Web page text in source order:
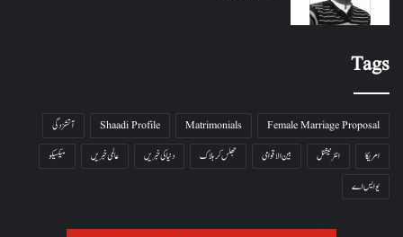
Tags
Female Marriage Proposal
Matrimonials
Shaadi Profile
آتشزدگی
امریکا
انٹرنیشنل بین الاقوامی جھلس کر ہلاک دنیا کی خبریں عالمی خبریں
میکسیکو
یو ایس اے